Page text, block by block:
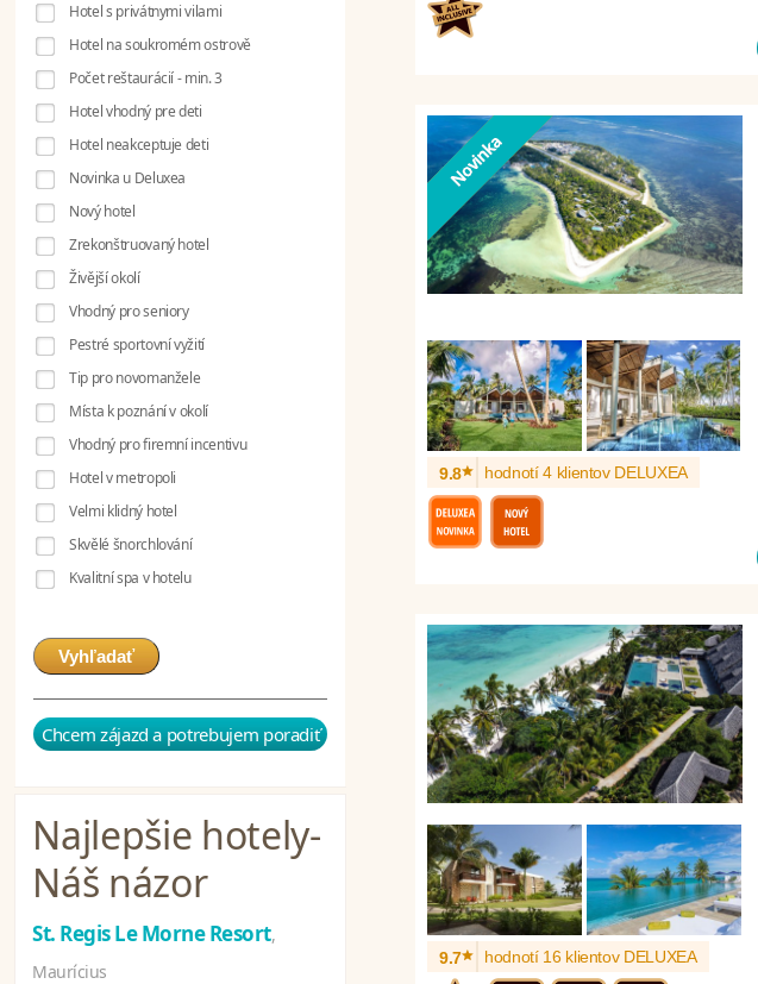
Hotel s privátnymi vilami
Hotel na soukromém ostrově
Počet reštaurácií - min. 3
Hotel vhodný pre deti
Hotel neakceptuje deti
Novinka u Deluxea
Nový hotel
Zrekonštruovaný hotel
Živější okolí
Vhodný pro seniory
Pestré sportovní vyžití
Tip pro novomanžele
Místa k poznání v okolí
Vhodný pro firemní incentivu
Hotel v metropoli
Velmi klidný hotel
Skvělé šnorchlování
Kvalitní spa v hotelu
Vyhľadať
Chcem zájazd a potrebujem poradiť
Najlepšie hotely-
Náš názor
St. Regis Le Morne Resort,
Maurícius
9.8* hodnotí 4 klientov DELUXEA
9.7* hodnotí 16 klientov DELUXEA